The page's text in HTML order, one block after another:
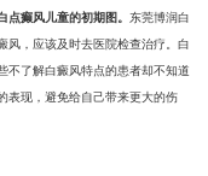
点癫风儿童的初期图。东莞博润白
风，应该及时去医院检查治疗。白
不了解白癜风特点的患者却不知道
表现，避免给自己带来更大的伤